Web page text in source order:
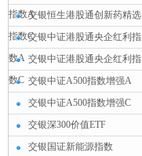
指数A交银恒生港股通创新药精选
指数C交银中证港股通央企红利指
数A 交银中证港股通央企红利指
数C 交银中证A500指数增强A
交银中证A500指数增强C
交银深300价值ETF
交银国证新能源指数